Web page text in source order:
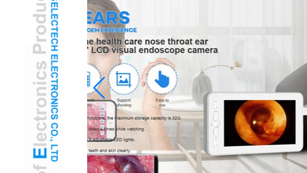
Ψηφιακό Μικροσκόπιο /
ενδοσκόπιοL
Travel AdapterL
USB3.0 HUBL
Υγεία / Καλλυντικά &
ΕίδηL
Έξυπνα ηλεκτρονικάL
Εργαλεία ΜέτρησηςL
Ομαδοποίηση
ΠροϊόνταL
τρισδιάστατο στυλόL